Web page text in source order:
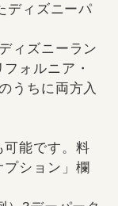
ディズニーパ
ィズニーラン
ォルニア・
うちに両方入
能です。料
ション」欄